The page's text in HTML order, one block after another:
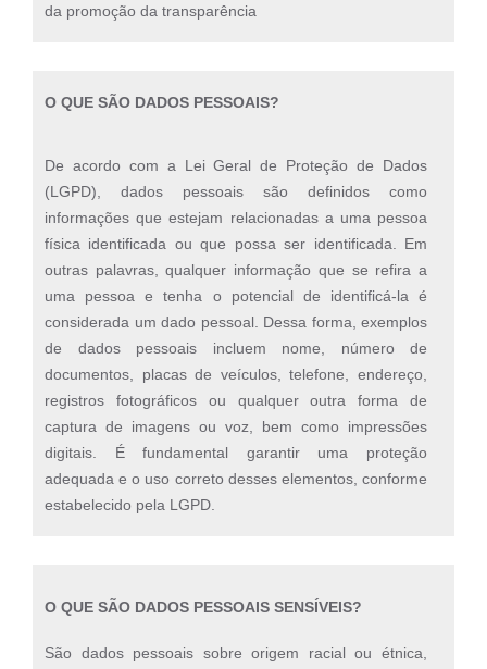
da promoção da transparência
O QUE SÃO DADOS PESSOAIS?
De acordo com a Lei Geral de Proteção de Dados
(LGPD), dados pessoais são definidos como
informações que estejam relacionadas a uma pessoa
física identificada ou que possa ser identificada. Em
outras palavras, qualquer informação que se refira a
uma pessoa e tenha o potencial de identificá-la é
considerada um dado pessoal. Dessa forma, exemplos
de dados pessoais incluem nome, número de
documentos, placas de veículos, telefone, endereço,
registros fotográficos ou qualquer outra forma de
captura de imagens ou voz, bem como impressões
digitais. É fundamental garantir uma proteção
adequada e o uso correto desses elementos, conforme
estabelecido pela LGPD.
O QUE SÃO DADOS PESSOAIS SENSÍVEIS?
São dados pessoais sobre origem racial ou étnica,